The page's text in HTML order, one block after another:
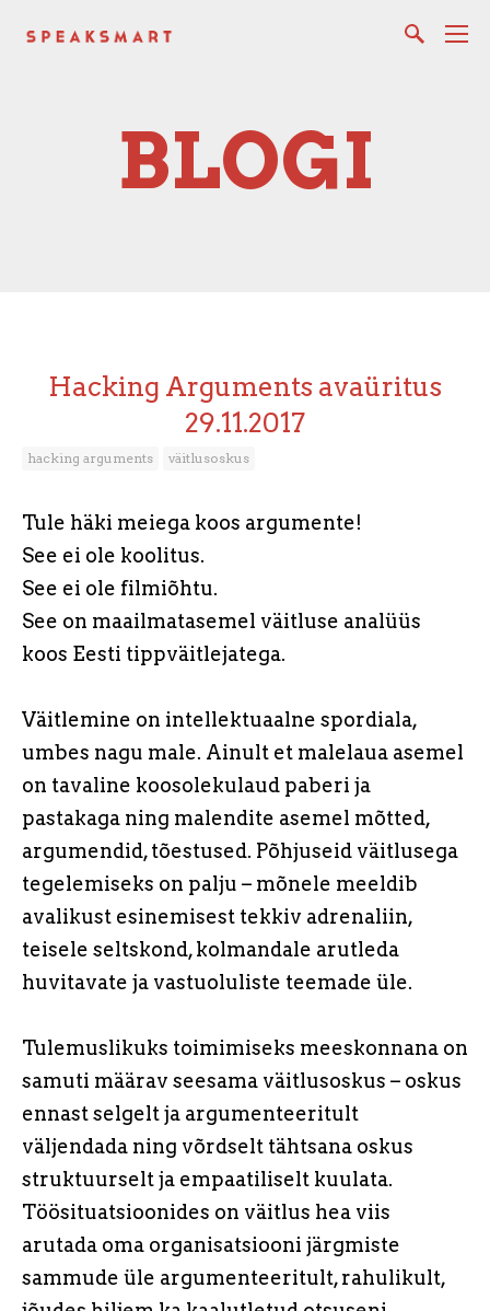
BLOGI
Hacking Arguments avaüritus
29.11.2017
hacking arguments väitlusoskus
Tule häki meiega koos argumente!
See ei ole koolitus.
See ei ole filmiõhtu.
See on maailmatasemel väitluse analüüs
koos Eesti tippväitlejatega.
Väitlemine on intellektuaalne spordiala,
umbes nagu male. Ainult et malelaua asemel
on tavaline koosolekulaud paberi ja
pastakaga ning malendite asemel mõtted,
argumendid, tõestused. Põhjuseid väitlusega
tegelemiseks on palju – mõnele meeldib
avalikust esinemisest tekkiv adrenaliin,
teisele seltskond, kolmandale arutleda
huvitavate ja vastuoluliste teemade üle.
Tulemuslikuks toimimiseks meeskonnana on
samuti määrav seesama väitlusoskus – oskus
ennast selgelt ja argumenteeritult
väljendada ning võrdselt tähtsana oskus
struktuurselt ja empaatiliselt kuulata.
Töösituatsioonides on väitlus hea viis
arutada oma organisatsiooni järgmiste
sammude üle argumenteeritult, rahulikult,